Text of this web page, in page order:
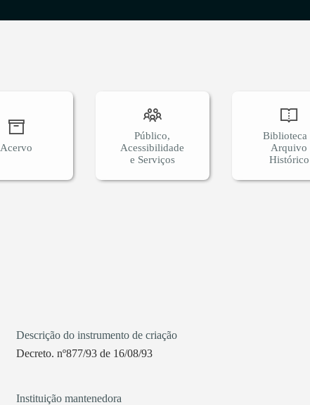
Descrição do instrumento de criação
Decreto. nº877/93 de 16/08/93
Instituição mantenedora
Acervo
Público,
Acessibilidade
e Serviços
Biblioteca
Arquivo
Histórico